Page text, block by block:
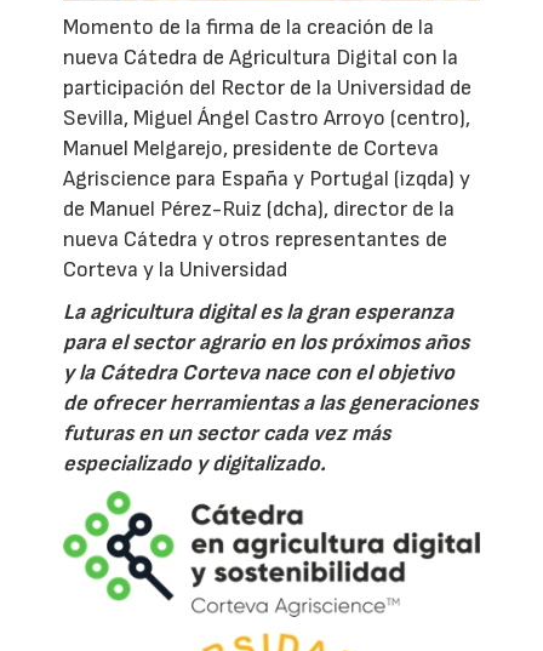
Momento de la firma de la creación de la
nueva Cátedra de Agricultura Digital con la
participación del Rector de la Universidad de
Sevilla, Miguel Ángel Castro Arroyo (centro),
Manuel Melgarejo, presidente de Corteva
Agriscience para España y Portugal (izqda) y
de Manuel Pérez-Ruiz (dcha), director de la
nueva Cátedra y otros representantes de
Corteva y la Universidad
La agricultura digital es la gran esperanza
para el sector agrario en los próximos años
y la Cátedra Corteva nace con el objetivo
de ofrecer herramientas a las generaciones
futuras en un sector cada vez más
especializado y digitalizado.